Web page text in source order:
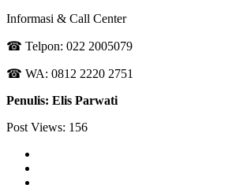
Informasi & Call Center
☎ Telpon: 022 2005079
☎ WA: 0812 2220 2751
Penulis: Elis Parwati
Post Views: 156